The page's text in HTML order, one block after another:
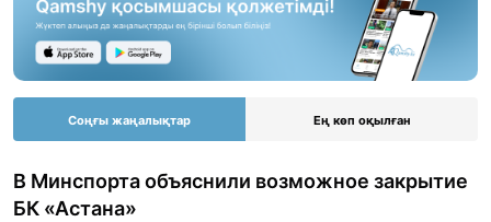
Соңғы жаңалықтар Ең көп оқылған
В Минспорта объяснили возможное закрытие
БК «Астана»